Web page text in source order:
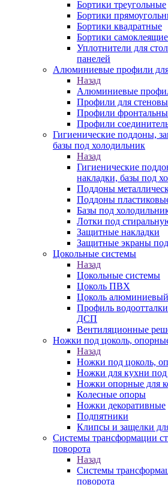
Бортики треугольные
Бортики
Бортики квадратные
Бортики
Уплотнители для
панелей
Алюминиевые профили
Назад
Алюминиевые
Профили для
Профили
Профили
Гигиенические поддоны,
базы под холодильник
Назад
Гигиенические
накладки, базы под
Поддоны
Поддоны
Базы под
Лотки под
Защитные накладки
Защитные экраны
Цокольные системы
Назад
Цокольные системы
Цоколь ПВХ
Цоколь алюминиевый
Профиль
ДСП
Вентиляционные
Ножки под цоколь,
Назад
Ножки под цоколь,
Ножки для кухни под
Ножки опорные для
Колесные опоры
Ножки декоративные
Подпятники
Клипсы и защелки
Системы трансформации
поворота
Назад
Системы
поворота